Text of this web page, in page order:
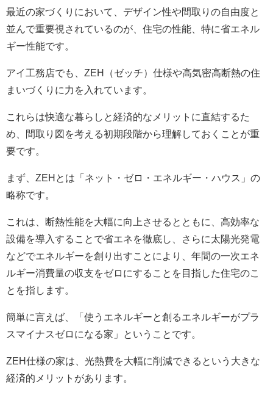
最近の家づくりにおいて、デザイン性や間取りの自由度と
並んで重要視されているのが、住宅の性能、特に省エネル
ギー性能です。
アイ工務店でも、ZEH（ゼッチ）仕様や高気密高断熱の住
まいづくりに力を入れています。
これらは快適な暮らしと経済的なメリットに直結するた
め、間取り図を考える初期段階から理解しておくことが重
要です。
まず、ZEHとは「ネット・ゼロ・エネルギー・ハウス」の
略称です。
これは、断熱性能を大幅に向上させるとともに、高効率な
設備を導入することで省エネを徹底し、さらに太陽光発電
などでエネルギーを創り出すことにより、年間の一次エネ
ルギー消費量の収支をゼロにすることを目指した住宅のこ
とを指します。
簡単に言えば、「使うエネルギーと創るエネルギーがプラ
スマイナスゼロになる家」ということです。
ZEH仕様の家は、光熱費を大幅に削減できるという大きな
経済的メリットがあります。